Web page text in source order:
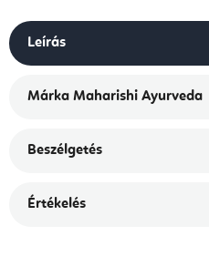
Leírás
Márka Maharishi Ayurveda
Beszélgetés
Értékelés